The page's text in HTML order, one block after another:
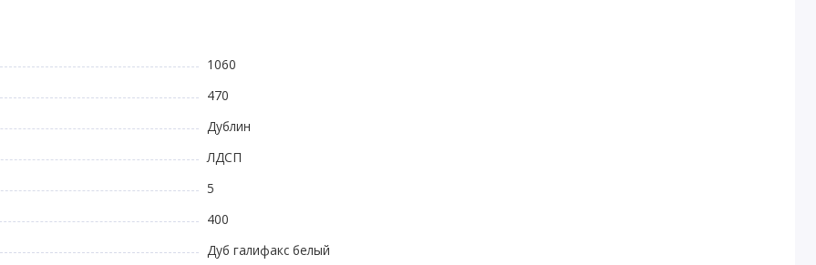
1060
470
Дублин
ЛДСП
5
400
Дуб галифакс белый